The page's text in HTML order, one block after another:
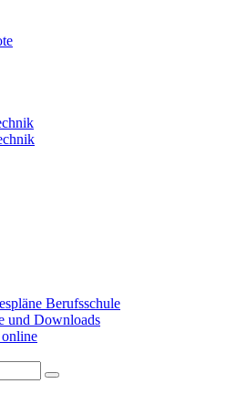
Berufsschule
und Downloads
online